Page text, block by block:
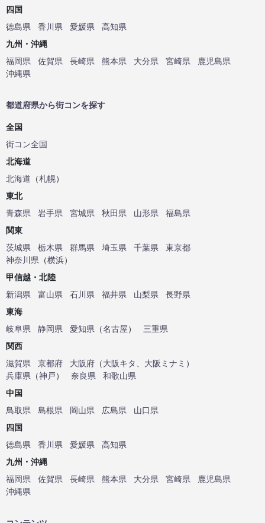
四国
徳島県
香川県 愛媛県
高知県
九州・沖縄
福岡県
佐賀県 長崎県 熊本県 大分県 宮崎県
鹿児島県
沖縄県
都道府県から街コンを探す
全国
街コン全国
北海道
北海道 （札幌）
東北
青森県
岩手県 宮城県 秋田県 山形県
福島県
関東
茨城県
栃木県 群馬県 埼玉県 千葉県
東京都
神奈川県 （横浜）
甲信越・北陸
新潟県
富山県 石川県 福井県 山梨県
長野県
東海
岐阜県
静岡県 愛知県 （名古屋）
三重県
関西
滋賀県
京都府 大阪府 （大阪キタ 大阪ミナミ ）
兵庫県 （神戸） 奈良県
和歌山県
中国
鳥取県
島根県 岡山県 広島県
山口県
四国
徳島県
香川県 愛媛県
高知県
九州・沖縄
福岡県
佐賀県 長崎県 熊本県 大分県 宮崎県
鹿児島県
沖縄県